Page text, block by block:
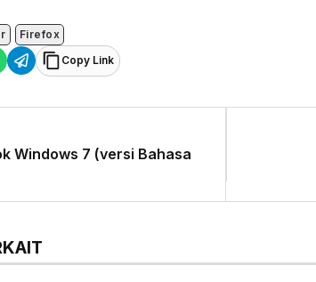
Firefox
Copy Link
Windows 7 (versi Bahasa